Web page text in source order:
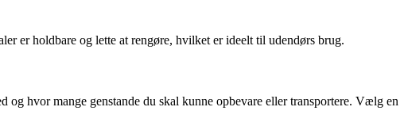
er holdbare og lette at rengøre, hvilket er ideelt til udendørs brug.
hvor mange genstande du skal kunne opbevare eller transportere. Vælg en